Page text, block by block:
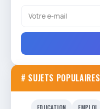
# SUJETS POPULAIRES
EDUCATION EMPLOI